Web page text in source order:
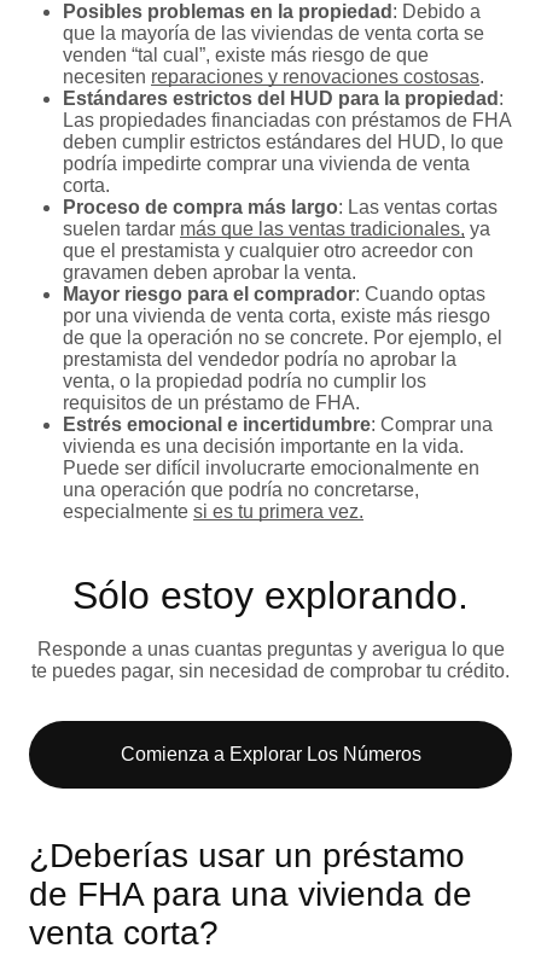
Posibles problemas en la propiedad : Debido a
que la mayoría de las viviendas de venta corta se
venden “tal cual”, existe más riesgo de que
necesiten reparaciones y renovaciones costosas.
Estándares estrictos del HUD para la propiedad :
Las propiedades financiadas con préstamos de FHA
deben cumplir estrictos estándares del HUD, lo que
podría impedirte comprar una vivienda de venta
corta.
Proceso de compra más largo: Las ventas cortas
suelen tardar más que las ventas tradicionales, ya
que el prestamista y cualquier otro acreedor con
gravamen deben aprobar la venta.
Mayor riesgo para el comprador: Cuando optas
por una vivienda de venta corta, existe más riesgo
de que la operación no se concrete. Por ejemplo, el
prestamista del vendedor podría no aprobar la
venta, o la propiedad podría no cumplir los
requisitos de un préstamo de FHA.
Estrés emocional e incertidumbre: Comprar una
vivienda es una decisión importante en la vida.
Puede ser difícil involucrarte emocionalmente en
una operación que podría no concretarse,
especialmente si es tu primera vez.
Sólo estoy explorando​.
Responde a unas cuantas preguntas y averigua lo que
te puedes pagar, sin necesidad de comprobar tu crédito.
Comienza a Explorar Los Números​
¿Deberías usar un préstamo
de FHA para una vivienda de
venta corta?